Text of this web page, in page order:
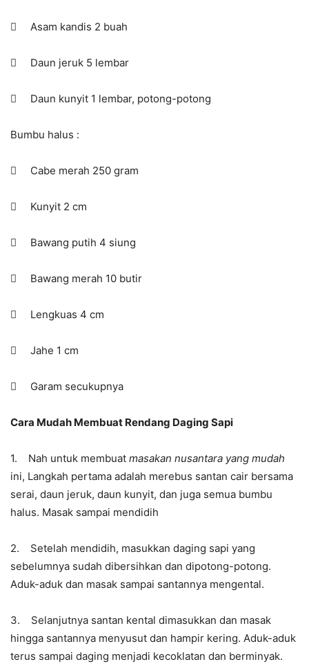
 Asam kandis 2 buah
 Daun jeruk 5 lembar
 Daun kunyit 1 lembar, potong-potong
Bumbu halus :
 Cabe merah 250 gram
 Kunyit 2 cm
 Bawang putih 4 siung
 Bawang merah 10 butir
 Lengkuas 4 cm
 Jahe 1 cm
 Garam secukupnya
Cara Mudah Membuat Rendang Daging Sapi
1. Nah untuk membuat masakan nusantara yang mudah
ini, Langkah pertama adalah merebus santan cair bersama
serai, daun jeruk, daun kunyit, dan juga semua bumbu
halus. Masak sampai mendidih
2. Setelah mendidih, masukkan daging sapi yang
sebelumnya sudah dibersihkan dan dipotong-potong.
Aduk-aduk dan masak sampai santannya mengental.
3. Selanjutnya santan kental dimasukkan dan masak
hingga santannya menyusut dan hampir kering. Aduk-aduk
terus sampai daging menjadi kecoklatan dan berminyak.